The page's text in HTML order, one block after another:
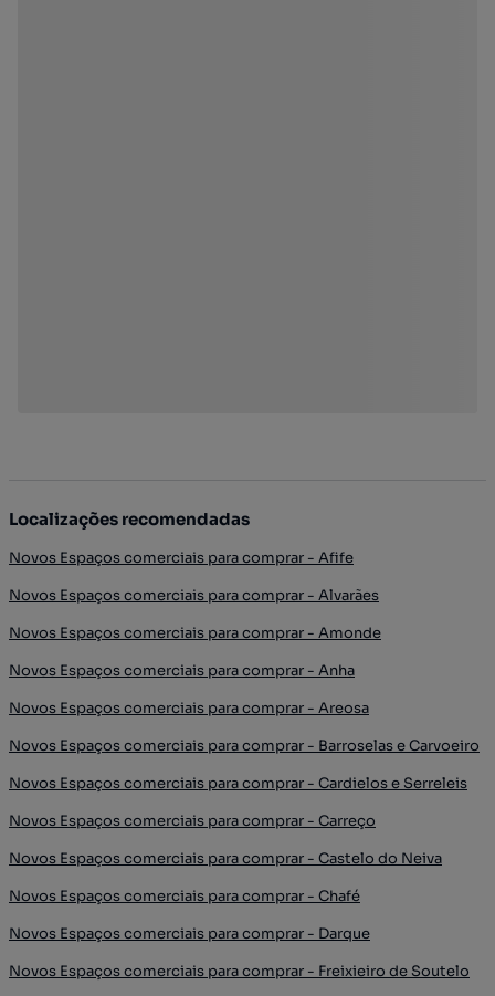
Localizações recomendadas
Novos Espaços comerciais para comprar - Afife
Novos Espaços comerciais para comprar - Alvarães
Novos Espaços comerciais para comprar - Amonde
Novos Espaços comerciais para comprar - Anha
Novos Espaços comerciais para comprar - Areosa
Novos Espaços comerciais para comprar - Barroselas e Carvoeiro
Novos Espaços comerciais para comprar - Cardielos e Serreleis
Novos Espaços comerciais para comprar - Carreço
Novos Espaços comerciais para comprar - Castelo do Neiva
Novos Espaços comerciais para comprar - Chafé
Novos Espaços comerciais para comprar - Darque
Novos Espaços comerciais para comprar - Freixieiro de Soutelo